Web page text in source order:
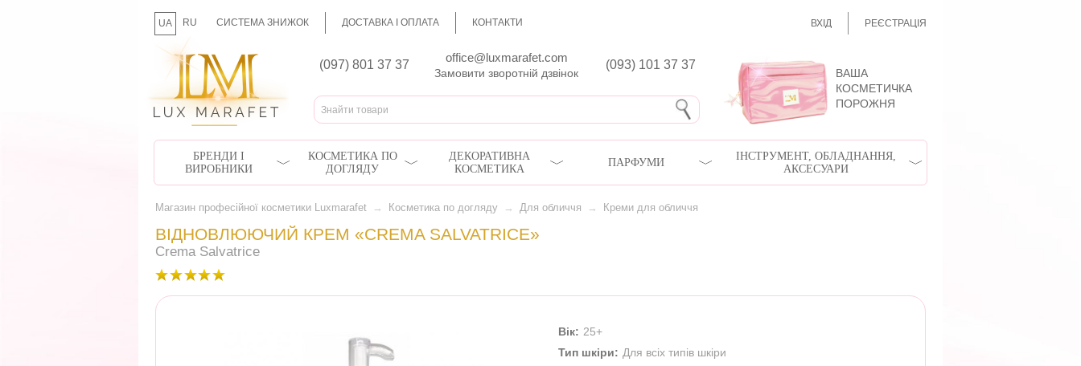
UA RU СИСТЕМА ЗНИЖОК ДОСТАВКА І ОПЛАТА КОНТАКТИ ВХІД РЕЄСТРАЦІЯ
(097) 801 37 37
office@luxmarafet.com
(093) 101 37 37
Замовити зворотній дзвінок
ВАША
КОСМЕТИЧКА
ПОРОЖНЯ
БРЕНДИ І
ВИРОБНИКИ
КОСМЕТИКА ПО
ДОГЛЯДУ
ДЕКОРАТИВНА
КОСМЕТИКА
ПАРФУМИ
ІНСТРУМЕНТ, ОБЛАДНАННЯ,
АКСЕСУАРИ
Магазин професійної косметики Luxmarafet → Косметика по догляду → Для обличчя → Креми для обличчя
ВІДНОВЛЮЮЧИЙ КРЕМ «CREMA SALVATRICE»
Crema Salvatrice
Вік: 25+
Тип шкіри: Для всіх типів шкіри